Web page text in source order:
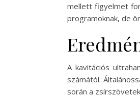
mellett figyelmet
programoknak, de
A kavitációs
számától.
során a